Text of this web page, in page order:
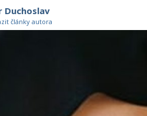
Duchoslav
články autora